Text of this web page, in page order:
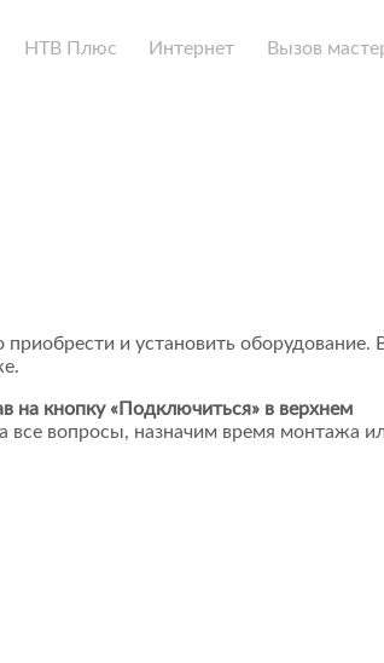
НТВ Плюс Интернет Вызов
и установить оборудование.
на кнопку «Подключиться» в верхнем
все вопросы, назначим время монтажа